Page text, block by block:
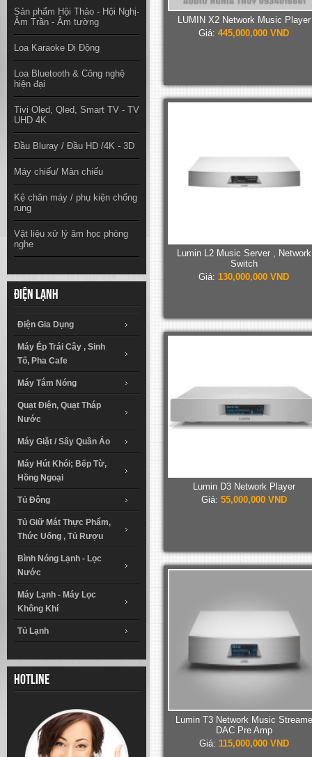
Sản phẩm Hội Thảo - Hội Nghị-
Âm Trần - Âm tường
Loa Karaoke Di Động
Loa Bluetooth & Công nghệ
hiện đại
Tivi Oled, Qled, Smart TV - TV
UHD 4K
Đầu Bluray / Đầu HD /4K - 3D
Máy chiếu/ Màn chiếu
Kệ chân máy / phụ kiện chống
rung
Vật liệu xử lý âm học phòng
nghe
Điện lạnh
Điện Gia Dụng
Máy Ép Trái Cây , Sinh
Tố, Pha Cafe
Máy Tắm Nóng
Quạt Điện, Quạt Tháp
Nước
Máy Giặt / Sấy Quần Áo
Máy Hút Khói; Bếp Từ,
Hồng Ngoại
Tủ Đông
Tủ Giữ Mát Thực Phẩm,
Thức Uống , Tủ Rượu
Bình Nóng Lạnh - Lọc
Nước
Máy Lạnh - Máy Lọc
Không Khí
Tủ Lạnh
Hotline
LUMIN X2 Network Music Player
Giá: 445,000,000 VND
Lumin L2 Music Server , Network
Switch
Giá: 130,000,000 VND
Lumin D3 Network Player
Giá: 55,000,000 VND
Lumin T3 Network Music Streame
DAC Pre Amp
Giá: 115,000,000 VND